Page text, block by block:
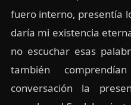
fuero interno, presentía
daría mi existencia
no escuchar esas
también
conversación la